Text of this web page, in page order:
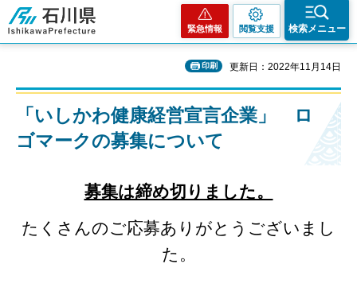
石川県
緊急情報 閲覧支援 検索メニュー
印刷 更新日：2022年11月14日
「いしかわ健康経営宣言企業」 ロ
ゴマークの募集について
募集は締め切りました。
たくさんのご応募ありがとうございまし
た。